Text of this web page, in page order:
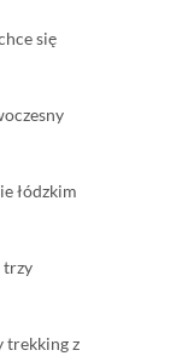
się
łódzkim
trzy
trekking z